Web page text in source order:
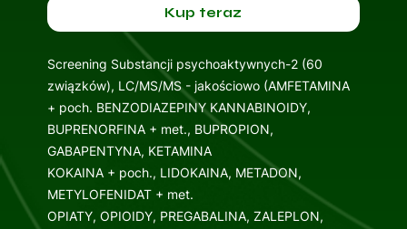
Kup teraz
Screening Substancji psychoaktywnych-2 (60
związków), LC/MS/MS - jakościowo (AMFETAMINA
+ poch. BENZODIAZEPINY KANNABINOIDY,
BUPRENORFINA + met., BUPROPION,
GABAPENTYNA, KETAMINA
KOKAINA + poch., LIDOKAINA, METADON,
METYLOFENIDAT + met.
OPIATY, OPIOIDY, PREGABALINA, ZALEPLON,